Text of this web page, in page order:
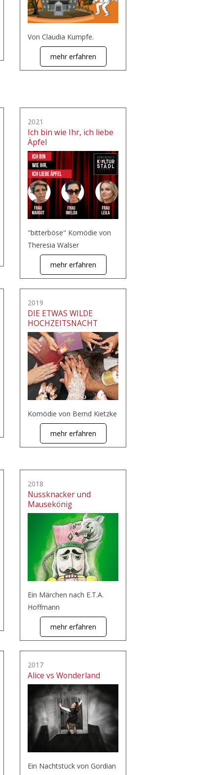
Von Claudia Kumpfe.
mehr erfahren
2021
Ich bin wie Ihr, ich liebe
Äpfel
"bitterböse" Komödie von
Theresia Walser
mehr erfahren
2019
DIE ETWAS WILDE
HOCHZEITSNACHT
Komödie von Bernd Kietzke
mehr erfahren
2018
Nussknacker und
Mausekönig
Ein Märchen nach E.T.A.
Hoffmann
mehr erfahren
2017
Alice vs Wonderland
Ein Nachtstück von Gordian